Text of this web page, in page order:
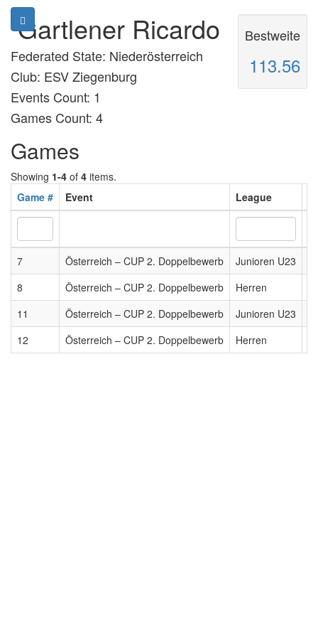
Bestweite
113.56
Gartlener Ricardo
Federated State: Niederösterreich
Club: ESV Ziegenburg
Events Count: 1
Games Count: 4
Games
Showing 1-4 of 4 items.
Game #
Event League
7 Österreich – CUP 2. Doppelbewerb Junioren U23
8
Österreich – CUP 2. Doppelbewerb Herren
11
Österreich – CUP 2. Doppelbewerb Junioren U23
12
Österreich – CUP 2. Doppelbewerb Herren